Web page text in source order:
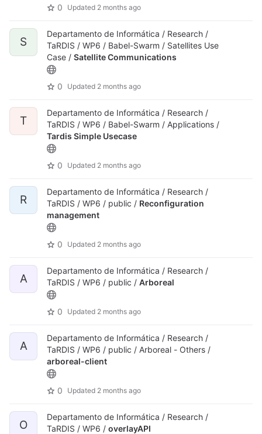
0 Updated 2 months ago
S
Departamento de Informática / Research /
TaRDIS / WP6 / Babel-Swarm / Satellites Use
Case / Satellite Communications
0 Updated 2 months ago
T
Departamento de Informática / Research /
TaRDIS / WP6 / Babel-Swarm / Applications /
Tardis Simple Usecase
0 Updated 2 months ago
R
Departamento de Informática / Research /
TaRDIS / WP6 / public / Reconfiguration
management
0 Updated 2 months ago
A
Departamento de Informática / Research /
TaRDIS / WP6 / public / Arboreal
0 Updated 2 months ago
A
Departamento de Informática / Research /
TaRDIS / WP6 / public / Arboreal - Others /
arboreal-client
0 Updated 2 months ago
O
Departamento de Informática / Research /
TaRDIS / WP6 / overlayAPI